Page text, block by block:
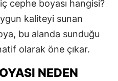
cephe boyası hangisi?
kaliteyi sunan
bu alanda sunduğu
olarak öne çıkar.
NEDEN